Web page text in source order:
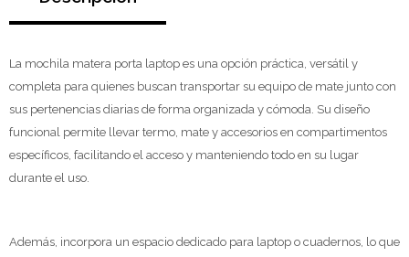
La mochila matera porta laptop es una opción práctica, versátil y
completa para quienes buscan transportar su equipo de mate junto con
sus pertenencias diarias de forma organizada y cómoda. Su diseño
funcional permite llevar termo, mate y accesorios en compartimentos
específicos, facilitando el acceso y manteniendo todo en su lugar
durante el uso.
Además, incorpora un espacio dedicado para laptop o cuadernos, lo que